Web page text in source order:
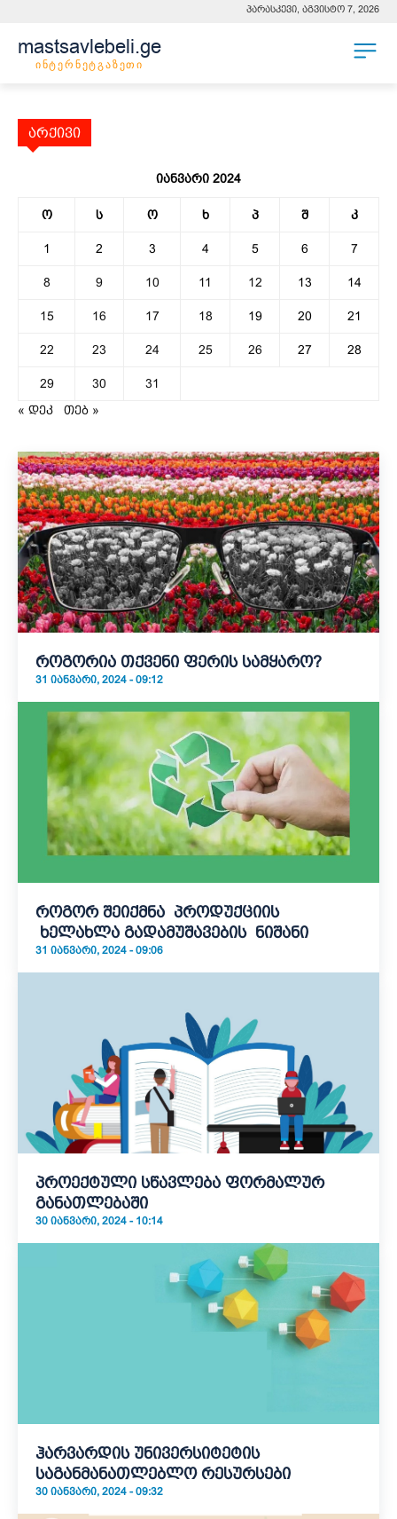
პარასკევი, აგვისტო 7, 2026
mastsavlebeli.ge
ინტერნეტგაზეთი
არქივი
იანვარი 2024
ო ს ო ხ პ შ კ
1 2 3 4 5 6 7
8 9 10 11 12 13 14
15 16 17 18 19 20 21
22 23 24 25 26 27 28
29 30
31
« დეკ
თებ »
როგორია თქვენი ფერის სამყარო?
31 ᲘᲐᲜᲕᲐᲠᲘ, 2024 - 09:12
როგორ შეიქმნა პროდუქციის
ხელახლა გადამუშავების ნიშანი
31 ᲘᲐᲜᲕᲐᲠᲘ, 2024 - 09:06
პროექტული სწავლება ფორმალურ
განათლებაში
30 ᲘᲐᲜᲕᲐᲠᲘ, 2024 - 10:14
ჰარვარდის უნივერსიტეტის
საგანმანათლებლო რესურსები
30 ᲘᲐᲜᲕᲐᲠᲘ, 2024 - 09:32